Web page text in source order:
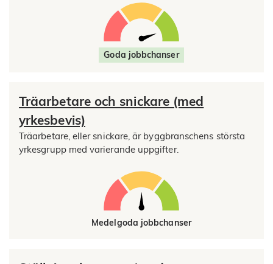
Goda jobbchanser
Träarbetare och snickare (med
yrkesbevis)
Träarbetare, eller snickare, är byggbranschens största
yrkesgrupp med varierande uppgifter.
Medelgoda jobbchanser